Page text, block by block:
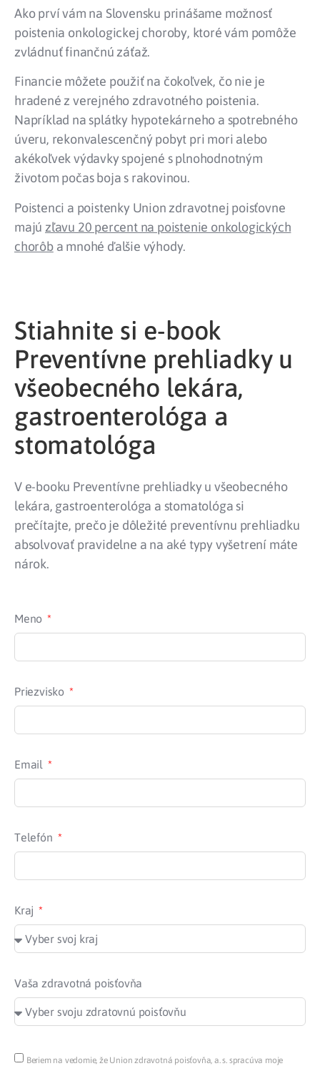
Ako prví vám na Slovensku prinášame možnosť
poistenia onkologickej choroby, ktoré vám pomôže
zvládnuť finančnú záťaž.
Financie môžete použiť na čokoľvek, čo nie je
hradené z verejného zdravotného poistenia.
Napríklad na splátky hypotekárneho a spotrebného
úveru, rekonvalescenčný pobyt pri mori alebo
akékoľvek výdavky spojené s plnohodnotným
životom počas boja s rakovinou.
Poistenci a poistenky Union zdravotnej poisťovne
majú zľavu 20 percent na poistenie onkologických
chorôba mnohé ďalšie výhody.
Stiahnite si e-book
Preventívne prehliadky u
všeobecného lekára,
gastroenterológa a
stomatológa
V e-booku Preventívne prehliadky u všeobecného
lekára, gastroenterológa a stomatológa si
prečítajte, prečo je dôležité preventívnu prehliadku
absolvovať pravidelne a na aké typy vyšetrení máte
nárok.
Meno
Priezvisko
Email
Telefón
Kraj
Vaša zdravotná poisťovňa
Beriem na vedomie, že Union zdravotná poisťovňa, a. s. spracúva moje